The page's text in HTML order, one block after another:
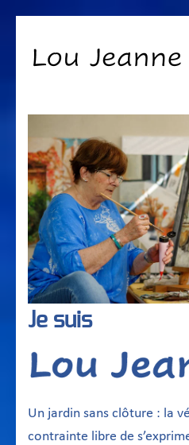
Je suis
Un jardin sans clôture : la
contrainte libre de